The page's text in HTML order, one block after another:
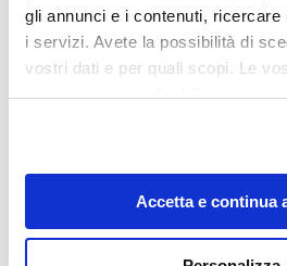
gli annunci e i contenuti, ricercare
i servizi. Avete la possibilità di
vostri dati e per quali scopi. Le
privacy sono applicabili solo su
modificare o revocare il proprio
momento dalla Dichiarazione sui
sull'icona di attivazione della
Accetta e continua
Destinazioni